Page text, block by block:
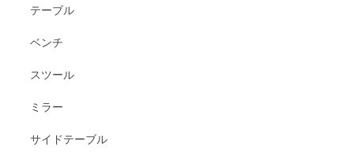
テーブル
ベンチ
スツール
ミラー
サイドテーブル